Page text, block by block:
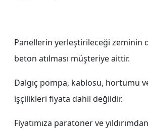
Panellerin yerleştirileceği zeminin
beton atılması müşteriye aittir.
Dalgıç pompa, kablosu, hortumu
işçilikleri fiyata dahil değildir.
Fiyatımıza paratoner ve